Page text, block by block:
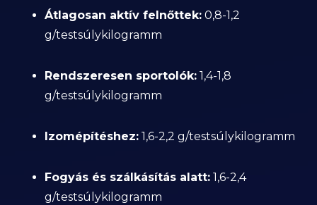
Átlagosan aktív felnőttek: 0,8-1,2
g/testsúlykilogramm
Rendszeresen sportolók: 1,4-1,8
g/testsúlykilogramm
Izomépítéshez: 1,6-2,2 g/testsúlykilogramm
Fogyás és szálkásítás alatt: 1,6-2,4
g/testsúlykilogramm